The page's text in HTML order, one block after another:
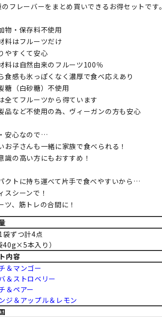
フレーバーをまとめ買いできるお得セットです。
物・保存料不使用
料はフルーツだけ
やすくて安心
料は自然由来のフルーツ100％
食感も氷っぽくなく濃厚で食べ応えあり
糖（白砂糖）不使用
全てフルーツから得ています
品など不使用の為、ヴィーガンの方も安心
安心なので…
お子さんも一緒に家族で食べられる！
識の高い方にもおすすめ！
クトに持ち運べて片手で食べやすいから…
スシーンで！
ツ、筋トレの合間に！
袋ずつ計4点
40g×5本入り）
内容
＆マンゴー
＆ストロベリー
＆ペアー
ジ＆アップル＆レモン